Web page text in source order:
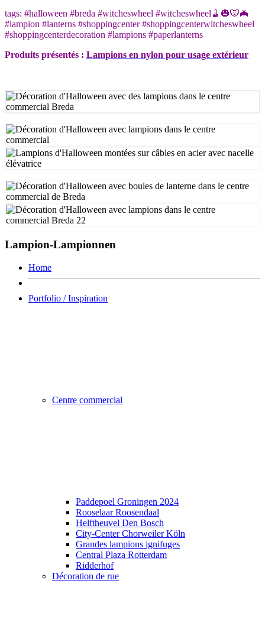
tags: #halloween #breda #witcheswheel #witcheswheel🧹🎃🐭🦇
#lampion #lanterns #shoppingcenter #shoppingcenterwitcheswheel
#shoppingcenterdecoration #lampions #paperlanterns
Produits présentés : Lampions en nylon pour usage extérieur
Lampion-Lampionnen
Home
Portfolio / Inspiration
Centre commercial
Paddepoel Groningen 2024
Rooselaar Roosendaal
Helftheuvel Den Bosch
City-Center Chorweiler Köln
Grandes lampions ignifuges
Central Plaza Rotterdam
Ridderhof
Décoration de rue